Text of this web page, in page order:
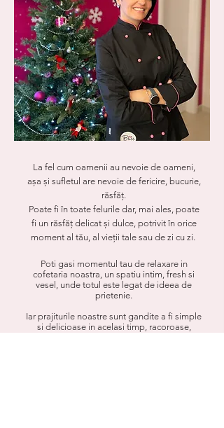
La fel cum oamenii au nevoie de oameni,
așa și sufletul are nevoie de fericire, bucurie,
răsfăț.
Poate fi în toate felurile dar, mai ales, poate
fi un răsfăț delicat și dulce, potrivit în orice
moment al tău, al vieții tale sau de zi cu zi.
Poti gasi momentul tau de relaxare in
cofetaria noastra, un spatiu intim, fresh si
vesel, unde totul este legat de ideea de
prietenie.
Iar prajiturile noastre sunt gandite a fi simple
si delicioase in acelasi timp, racoroase,